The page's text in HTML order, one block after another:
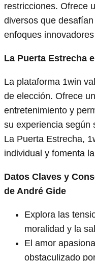
restricciones. Ofrece
diversos que
enfoques
La Puerta Estrecha
La plataforma 1win
de elección. Ofrece
entretenimiento y
su experiencia según
La Puerta Estrecha,
individual y fomenta
Datos Claves y
de André Gide
Explora las
moralidad y la
El amor
obstaculizado